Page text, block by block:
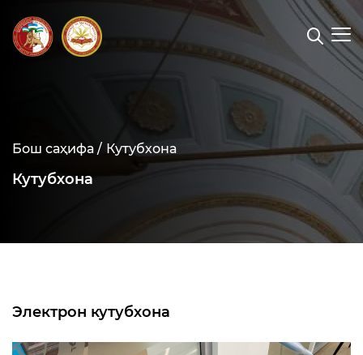
Бош саҳифа / Кутубхона
Кутубхона
Электрон кутубхона